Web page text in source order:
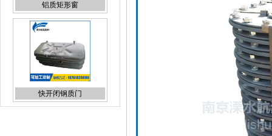
铝质矩形窗
快开闭钢质门